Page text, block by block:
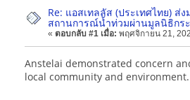
Re: แอสเทลลัส (ประเทศไทย) ส่
สถานการณ์น้ำท่วมผ่านมูลนิธิกระ
« ตอบกลับ #1 เมื่อ: พฤศจิกายน 21,
Anstelai demonstrated concern
local community and environment.